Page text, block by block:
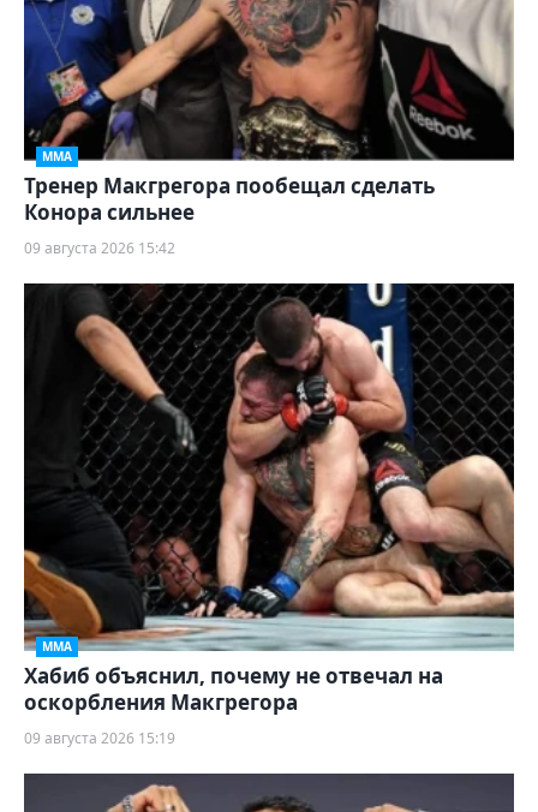
ММА
Тренер Макгрегора пообещал сделать
Конора сильнее
09 августа 2026 15:42
ММА
Хабиб объяснил, почему не отвечал на
оскорбления Макгрегора
09 августа 2026 15:19